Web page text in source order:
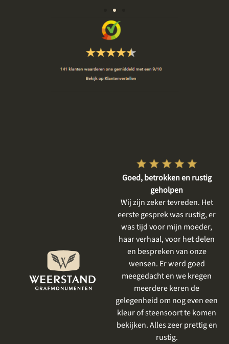
mooi vind. Het resultaat is
prachtig geworden . Ik had al
eerder iets laten uitvoeren
door Weerstand en net als
Goed, betrokken en rustig
geholpen
Wij zijn zeker tevreden. Het
eerste gesprek was rustig, er
was tijd voor mijn moeder,
haar verhaal, voor het delen
en bespreken van onze
wensen. Er werd goed
meegedacht en we kregen
meerdere keren de
gelegenheid om nog even een
kleur of steensoort te komen
bekijken. Alles zeer prettig en
rustig.